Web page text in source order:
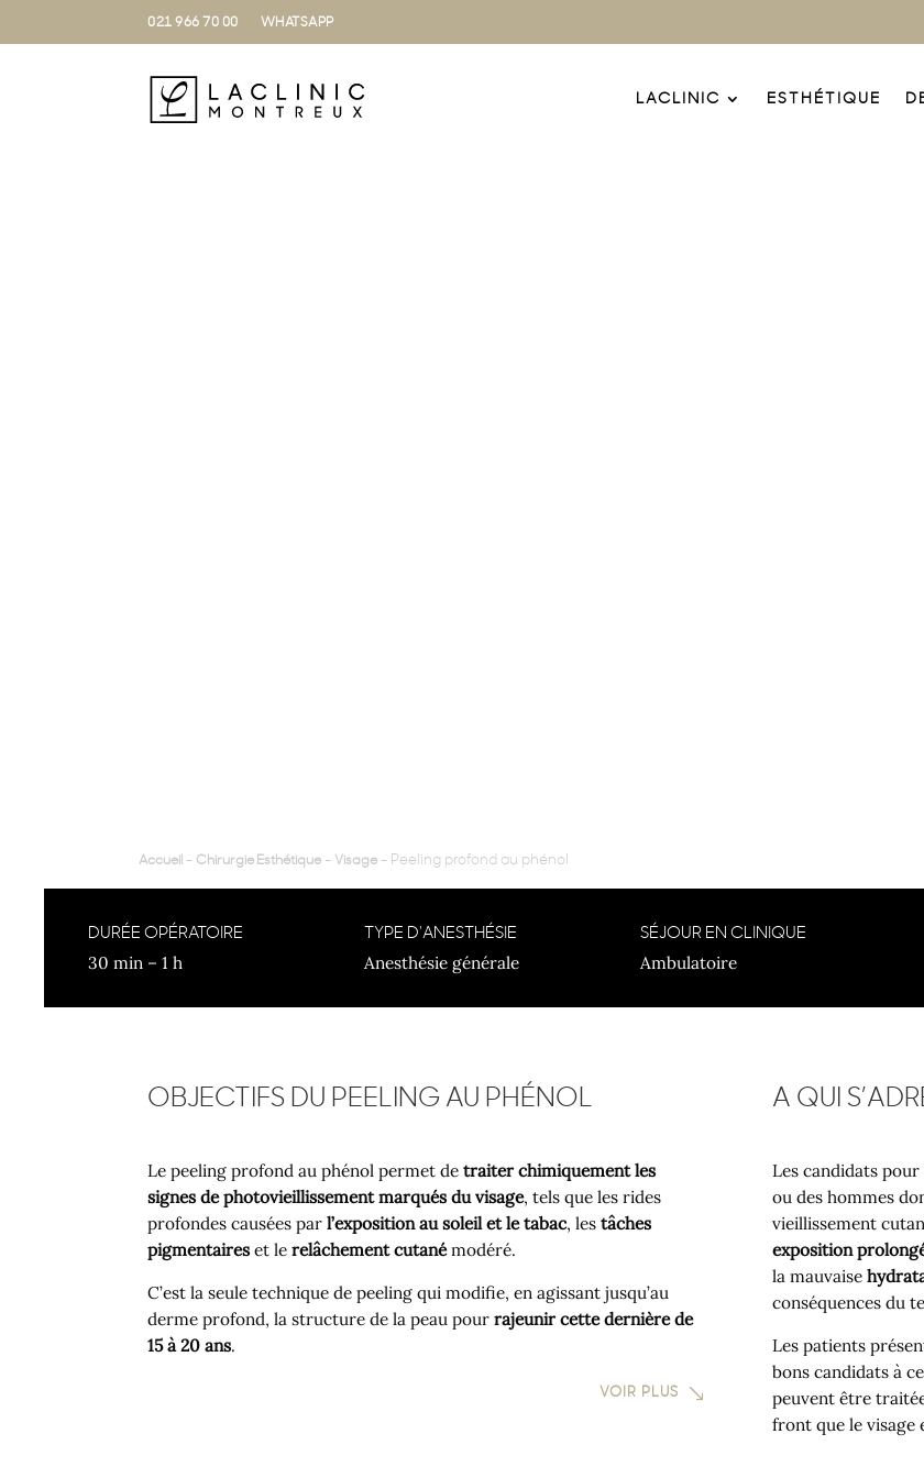
021 966 70 00 WHATSAPP
LACLINIC ESTHÉTIQUE
Accueil - Chirurgie Esthétique - Visage - Peeling profond au phénol
DURÉE OPÉRATOIRE
30 min – 1 h
TYPE D'ANESTHÉSIE
Anesthésie générale
SÉJOUR EN CLINIQUE
Ambulatoire
OBJECTIFS DU PEELING AU PHÉNOL
Le peeling profond au phénol permet de traiter chimiquement les
signes de photovieillissement marqués du visage, tels que les rides
profondes causées parl’exposition au soleil et le tabac, lestâches
pigmentaires et lerelâchement cutanémodéré.
C’est la seule technique de peeling qui modifie, en agissant jusqu’au
derme profond, la structure de la peau pourrajeunir cette dernière de
15 à 20 ans.
VOIR PLUS
A QUI
Les candidats
ou des hommes
vieillissement
exposition
la mauvaise
conséquences du
Les patients
bons candidats à
peuvent être
front que le visage